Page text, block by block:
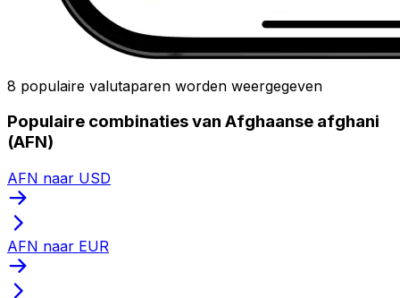
8 populaire valutaparen worden weergegeven
Populaire combinaties van Afghaanse afghani
(AFN)
AFN naar USD
AFN naar EUR